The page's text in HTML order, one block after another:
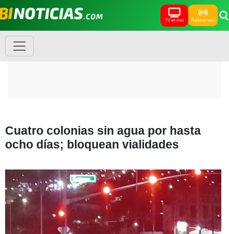
TV en vivo Radio en vivo
Cuatro colonias sin agua por hasta
ocho días; bloquean vialidades